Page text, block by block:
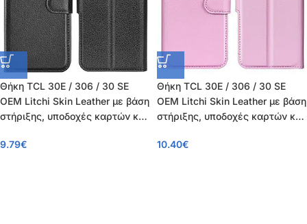
Θήκη TCL 30E / 306 / 30 SE
OEM Litchi Skin Leather με βάση
στήριξης, υποδοχές καρτών και
9.79€
Θήκη TCL 30E / 306 / 30 SE
OEM Litchi Skin Leather με βάση
στήριξης, υποδοχές καρτών και
10.40€